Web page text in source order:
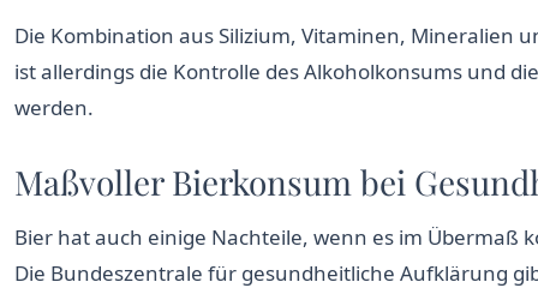
Die Kombination aus Silizium, Vitaminen, Mineralien
ist allerdings die Kontrolle des Alkoholkonsums und
werden.
Maßvoller Bierkonsum bei
Bier hat auch einige Nachteile, wenn es im Übermaß
Die Bundeszentrale für gesundheitliche Aufklärung